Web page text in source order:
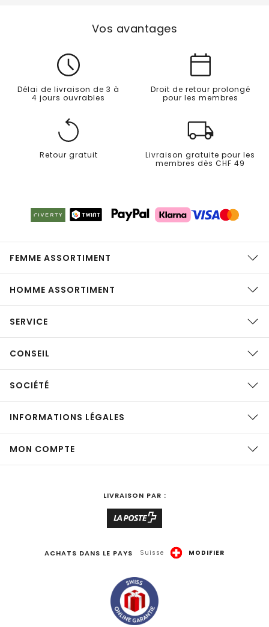
Vos avantages
Délai de livraison de 3 à
4 jours ouvrables
Droit de retour prolongé
pour les membres
Retour gratuit
Livraison gratuite pour les
membres dès CHF 49
FEMME ASSORTIMENT
HOMME ASSORTIMENT
SERVICE
CONSEIL
SOCIÉTÉ
INFORMATIONS LÉGALES
MON COMPTE
LIVRAISON PAR :
ACHATS DANS LE PAYS Suisse MODIFIER